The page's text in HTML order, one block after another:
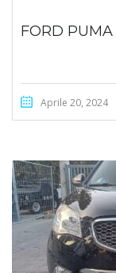
FORD PUMA
Aprile 20, 2024